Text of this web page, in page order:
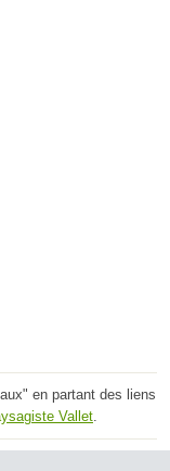
en partant des liens
Vallet.